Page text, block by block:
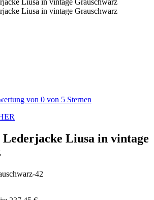
von 0 von 5 Sternen
Liusa in vintage
42